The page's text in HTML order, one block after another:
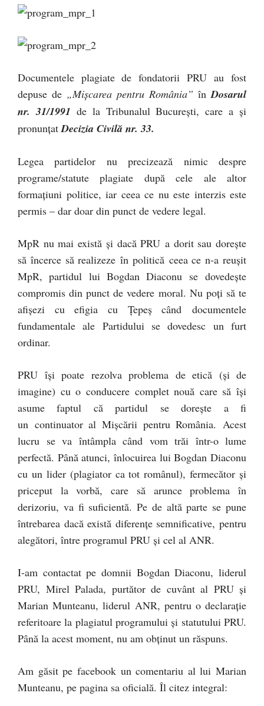
Documentele plagiate de fondatorii PRU au fost
depuse de „Mişcarea pentru România” înDosarul
nr. 31/1991 de la Tribunalul Bucureşti, care a şi
pronunţatDecizia Civilă nr. 33.
Legea partidelor nu precizează nimic despre
programe/statute plagiate după cele ale altor
formațiuni politice, iar ceea ce nu este interzis este
permis – dar doar din punct de vedere legal.
MpR nu mai există și dacă PRU a dorit sau dorește
să încerce să realizeze în politică ceea ce n-a reușit
MpR, partidul lui Bogdan Diaconu se dovedește
compromis din punct de vedere moral. Nu poți să te
afișezi cu efigia cu Țepeș când documentele
fundamentale ale Partidului se dovedesc un furt
ordinar.
PRU își poate rezolva problema de etică (și de
imagine) cu o conducere complet nouă care să își
asume faptul că partidul se dorește a fi
un continuator al Mișcării pentru România. Acest
lucru se va întâmpla când vom trăi într-o lume
perfectă. Până atunci, înlocuirea lui Bogdan Diaconu
cu un lider (plagiator ca tot românul), fermecător și
priceput la vorbă, care să arunce problema în
derizoriu, va fi suficientă. Pe de altă parte se pune
întrebarea dacă există diferențe semnificative, pentru
alegători, între programul PRU și cel al ANR.
I-am contactat pe domnii Bogdan Diaconu, liderul
PRU, Mirel Palada, purtător de cuvânt al PRU și
Marian Munteanu, liderul ANR, pentru o declarație
referitoare la plagiatul programului și statutului PRU.
Până la acest moment, nu am obținut un răspuns.
Am găsit pe facebook un comentariu al lui Marian
Munteanu, pe pagina sa oficială. Îl citez integral: